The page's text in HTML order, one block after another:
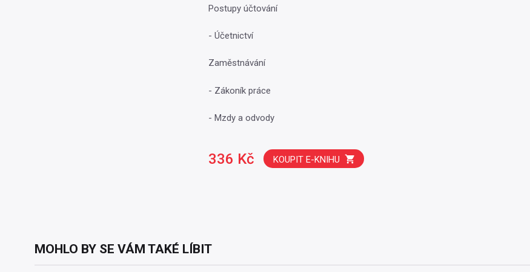
Postupy účtování
- Účetnictví
Zaměstnávání
- Zákoník práce
- Mzdy a odvody
336 Kč KOUPIT E-KNIHU
MOHLO BY SE VÁM TAKÉ LÍBIT